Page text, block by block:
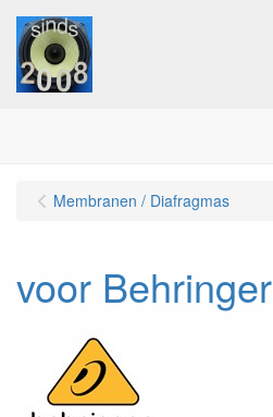
Membranen / Diafragmas
voor Behringer